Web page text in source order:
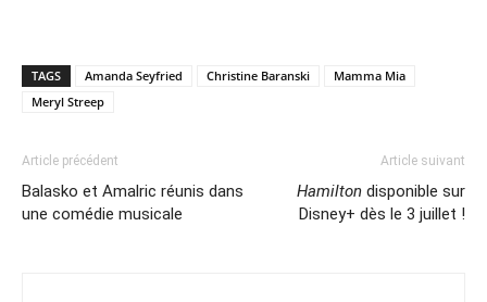
TAGS Amanda Seyfried Christine Baranski
Mamma Mia
Meryl Streep
Article précédent
Balasko et Amalric réunis dans
une comédie musicale
Article suivant
Hamilton disponible sur
Disney+ dès le 3 juillet !